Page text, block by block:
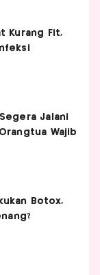
Kurang Fit,
Jalani
Wajib
Botox,